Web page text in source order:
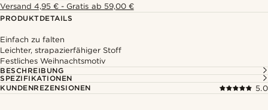
Versand 4,95 € - Gratis ab 59,00 €
PRODUKTDETAILS
Einfach zu falten
Leichter, strapazierfähiger Stoff
Festliches Weihnachtsmotiv
BESCHREIBUNG
SPEZIFIKATIONEN
KUNDENREZENSIONEN
5.0